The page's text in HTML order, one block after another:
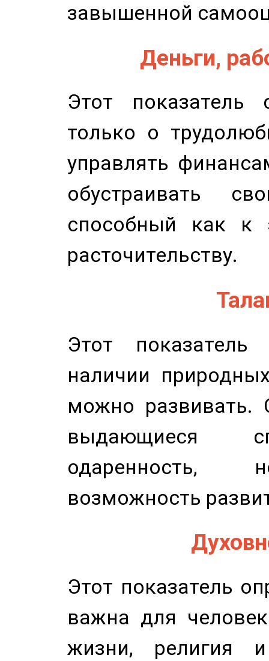
завышенной
Деньги,
Этот показатель
только о
управлять
обустраивать
способный как к
расточительству.
Этот показатель
наличии
можно развивать.
выдающиеся
одаренность,
возможность
Этот показатель
важна для
жизни, религия